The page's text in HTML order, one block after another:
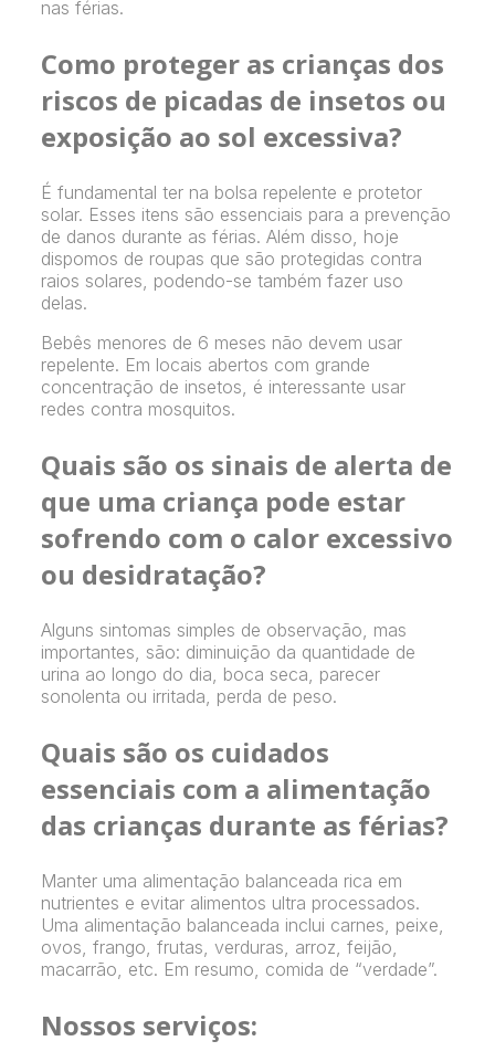
nas férias.
Como proteger as crianças dos
riscos de picadas de insetos ou
exposição ao sol excessiva?
É fundamental ter na bolsa repelente e protetor
solar. Esses itens são essenciais para a prevenção
de danos durante as férias. Além disso, hoje
dispomos de roupas que são protegidas contra
raios solares, podendo-se também fazer uso
delas.
Bebês menores de 6 meses não devem usar
repelente. Em locais abertos com grande
concentração de insetos, é interessante usar
redes contra mosquitos.
Quais são os sinais de alerta de
que uma criança pode estar
sofrendo com o calor excessivo
ou desidratação?
Alguns sintomas simples de observação, mas
importantes, são: diminuição da quantidade de
urina ao longo do dia, boca seca, parecer
sonolenta ou irritada, perda de peso.
Quais são os cuidados
essenciais com a alimentação
das crianças durante as férias?
Manter uma alimentação balanceada rica em
nutrientes e evitar alimentos ultra processados.
Uma alimentação balanceada inclui carnes, peixe,
ovos, frango, frutas, verduras, arroz, feijão,
macarrão, etc. Em resumo, comida de “verdade”.
Nossos serviços: